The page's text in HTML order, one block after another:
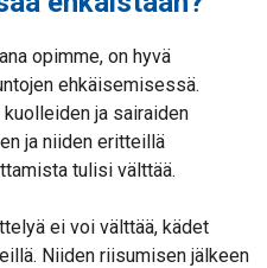
opimme, on hyvä
ehkäisemisessä.
ja sairaiden
ja niiden eritteillä
tulisi välttää.
ei voi välttää, kädet
Niiden riisumisen jälkeen